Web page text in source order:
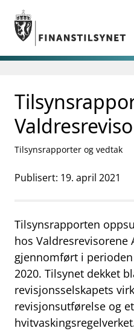
Gå til hovedinnhold
Gå til søkesiden
nettstedet
language
English
Aktuelt
Finanstilsynets registre
businessOm Finanstilsynet
mail_outline Kontakt oss
work_outlineJobb hos oss
dashboardInformasjon for
Tilsynsrapporter og vedtak
Publisert: 19. april 2021
Tilsynsrapporten
hos Valdresrevisorene
gjennomført i
2020. Tilsynet dekket
revisjonsselskapets
revisjonsutførelse og